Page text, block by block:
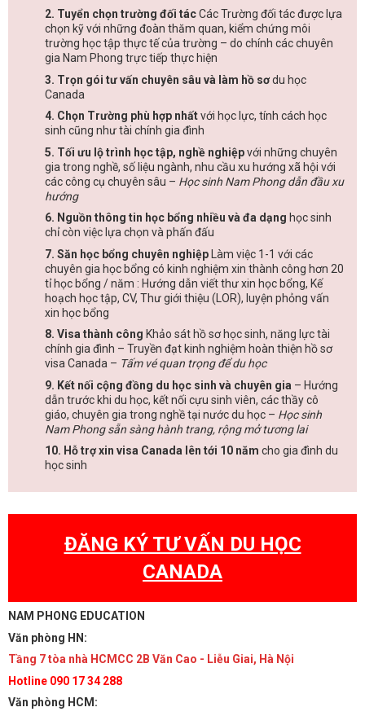
2. Tuyển chọn trường đối tácCác Trường đối tác được lựa
chọn kỹ với những đoàn thăm quan, kiểm chứng môi
trường học tập thực tế của trường – do chính các chuyên
gia Nam Phong trực tiếp thực hiện
3. Trọn gói tư vấn chuyên sâu và làm hồ sơdu học
Canada
4. Chọn Trường phù hợp nhấtvới học lực, tính cách học
sinh cũng như tài chính gia đình
5. Tối ưu lộ trình học tập, nghề nghiệpvới những chuyên
gia trong nghề, số liệu ngành, nhu cầu xu hướng xã hội với
các công cụ chuyên sâu – Học sinh Nam Phong dẫn đầu xu
hướng
6. Nguồn thông tin học bổng nhiều và đa dạng học sinh
chỉ còn việc lựa chọn và phấn đấu
7. Săn học bổng chuyên nghiệpLàm việc 1-1 với các
chuyên gia học bổng có kinh nghiệm xin thành công hơn 20
tỉ học bổng / năm : Hướng dẫn viết thư xin học bổng, Kế
hoạch học tập, CV, Thư giới thiệu (LOR), luyện phỏng vấn
xin học bổng
8. Visa thành công Khảo sát hồ sơ học sinh, năng lực tài
chính gia đình – Truyền đạt kinh nghiệm hoàn thiện hồ sơ
visa Canada – Tấm vé quan trọng để du học
9. Kết nối cộng đồng du học sinh và chuyên gia – Hướng
dẫn trước khi du học, kết nối cựu sinh viên, các thầy cô
giáo, chuyên gia trong nghề tại nước du học – Học sinh
Nam Phong sẵn sàng hành trang, rộng mở tương lai
10. Hỗ trợ xin visa Canada lên tới 10 năm cho gia đình du
học sinh
ĐĂNG KÝ TƯ VẤN DU HỌC
CANADA
NAM PHONG EDUCATION
Văn phòng HN:
Tầng 7 tòa nhà HCMCC 2B Văn Cao - Liễu Giai, Hà Nội
Hotline 090 17 34 288
Văn phòng HCM: